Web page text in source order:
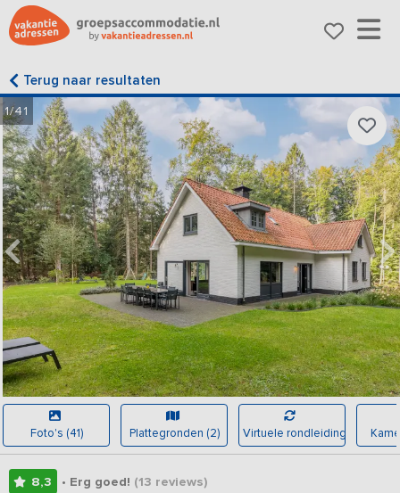
Terug naar resultaten
1/41
Foto's (41) Plattegronden (2) Virtuele rondleiding
8,3 • Erg goed! (13 reviews)